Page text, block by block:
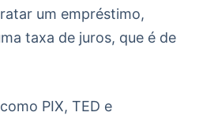
um empréstimo,
taxa de juros, que é de
PIX, TED e